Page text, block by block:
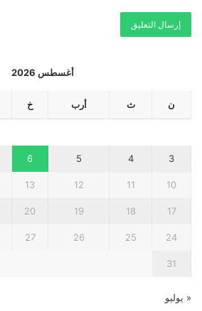
أغسطس 2026
ن ث أرب خ
3
4
5
6
10
11
12
13
17
18
19
20
24
25
26
27
31
« يوليو